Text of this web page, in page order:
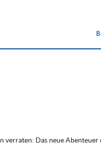
verraten: Das neue